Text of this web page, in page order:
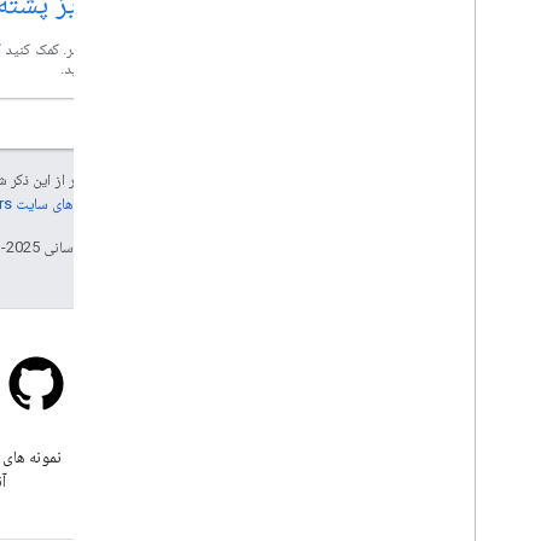
کمک بگیر. کمک کنید
را بسازید.
جز در مواردی که غیر از این
خطمشی‌های سایت Google Developers‏
تاریخ آخرین به‌روزرسانی 2025-11-18 به‌وقت ساعت هماهنگ جهانی.
نمونه